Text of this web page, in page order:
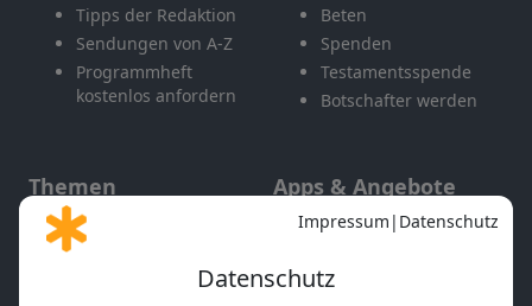
Tipps der Redaktion
Sendungen von A-Z
Programmheft
kostenlos anfordern
Beten
Spenden
Testamentsspende
Botschafter werden
Themen
Gott und Bibel erklärt
Apps & Angebote
Mobile App